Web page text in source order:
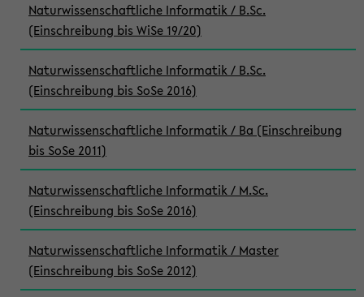
Naturwissenschaftliche Informatik / B.Sc.
(Einschreibung bis WiSe 19/20)
Naturwissenschaftliche Informatik / B.Sc.
(Einschreibung bis SoSe 2016)
Naturwissenschaftliche Informatik / Ba (Einschreibung
bis SoSe 2011)
Naturwissenschaftliche Informatik / M.Sc.
(Einschreibung bis SoSe 2016)
Naturwissenschaftliche Informatik / Master
(Einschreibung bis SoSe 2012)